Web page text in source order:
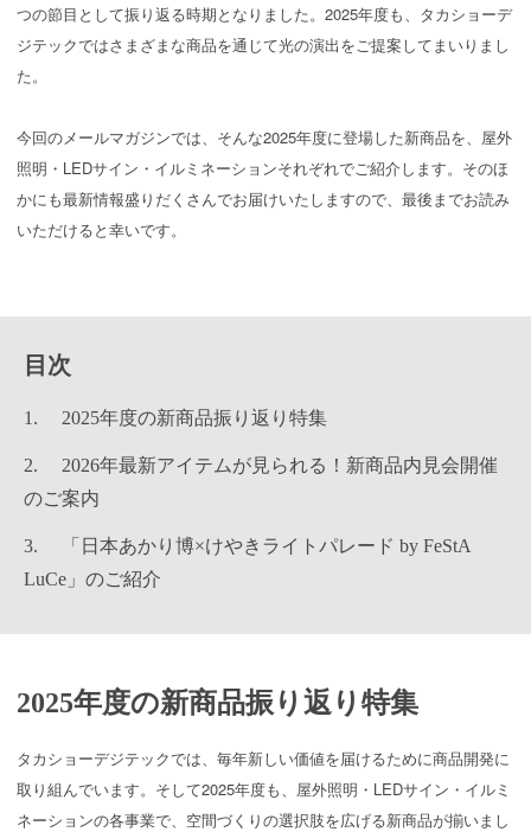
つの節目として振り返る時期となりました。2025年度も、タカショーデ
ジテックではさまざまな商品を通じて光の演出をご提案してまいりまし
た。
今回のメールマガジンでは、そんな2025年度に登場した新商品を、屋外
照明・LEDサイン・イルミネーションそれぞれでご紹介します。そのほ
かにも最新情報盛りだくさんでお届けいたしますので、最後までお読み
いただけると幸いです。
目次
2025年度の新商品振り返り特集
2026年最新アイテムが見られる！新商品内見会開催
のご案内
「日本あかり博×けやきライトパレード by FeStA
LuCe」のご紹介
2025年度の新商品振り返り特集
タカショーデジテックでは、毎年新しい価値を届けるために商品開発に
取り組んでいます。そして2025年度も、屋外照明・LEDサイン・イルミ
ネーションの各事業で、空間づくりの選択肢を広げる新商品が揃いまし